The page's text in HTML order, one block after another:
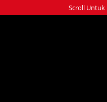
ke
Scroll Untuk